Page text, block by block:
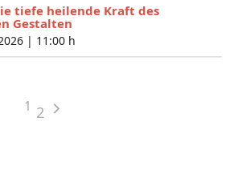
tiefe heilende Kraft des
Gestalten
| 11:00 h
1 2